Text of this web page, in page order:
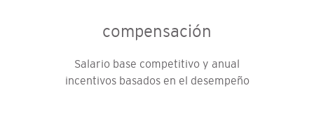
compensación
Salario base competitivo y anual
incentivos basados ​​en el desempeño